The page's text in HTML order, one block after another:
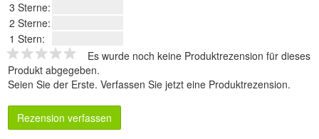
3 Sterne:
2 Sterne:
1 Stern:
Es wurde noch keine Produktrezension für dieses
Produkt abgegeben.
Seien Sie der Erste. Verfassen Sie jetzt eine Produktrezension.
Rezension verfassen